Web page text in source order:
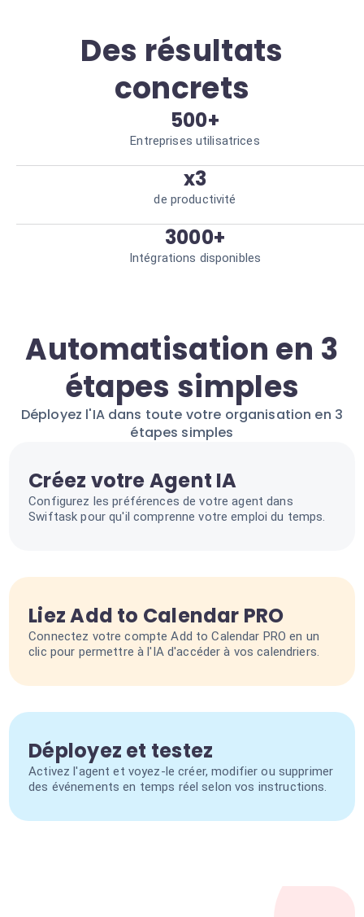
Des résultats
concrets
500+
Entreprises utilisatrices
x3
de productivité
3000+
Intégrations disponibles
Automatisation en 3
étapes simples
Déployez l'IA dans toute votre organisation en 3
étapes simples
Créez votre Agent IA
Configurez les préférences de votre agent dans
Swiftask pour qu'il comprenne votre emploi du temps.
Liez Add to Calendar PRO
Connectez votre compte Add to Calendar PRO en un
clic pour permettre à l'IA d'accéder à vos calendriers.
Déployez et testez
Activez l'agent et voyez-le créer, modifier ou supprimer
des événements en temps réel selon vos instructions.